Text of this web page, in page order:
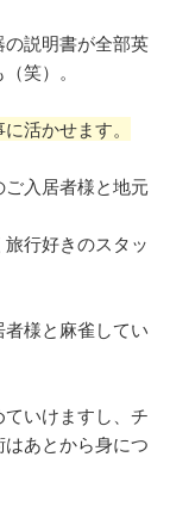
説明書が全部英
笑）。
活かせます。
入居者様と地元
行好きのスタッ
様と麻雀してい
いけますし、チ
あとから身につ